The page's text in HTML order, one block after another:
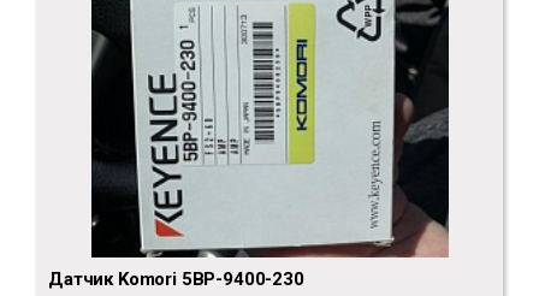
Датчик Komori 5BP-9400-230